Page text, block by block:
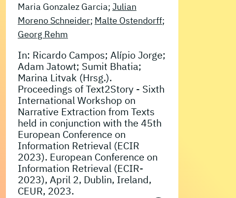
Maria Gonzalez Garcia; Julian
Moreno Schneider; Malte Ostendorff;
Georg Rehm
In: Ricardo Campos; Alípio Jorge;
Adam Jatowt; Sumit Bhatia;
Marina Litvak (Hrsg.).
Proceedings of Text2Story - Sixth
International Workshop on
Narrative Extraction from Texts
held in conjunction with the 45th
European Conference on
Information Retrieval (ECIR
2023). European Conference on
Information Retrieval (ECIR-
2023), April 2, Dublin, Ireland,
CEUR, 2023.